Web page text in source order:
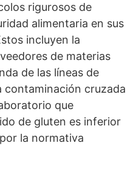
rigurosos de
alimentaria en sus
incluyen la
de materias
de las líneas de
contaminación cruzada
que
de gluten es inferior
la normativa